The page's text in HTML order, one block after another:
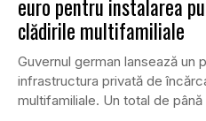
euro pentru instalarea
clădirile multifamiliale
Guvernul german lansează un
infrastructura privată de
multifamiliale. Un total de